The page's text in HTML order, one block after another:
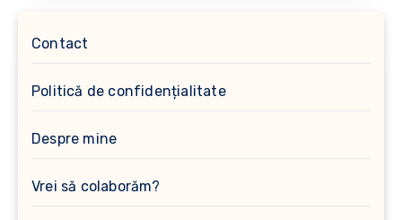
Contact
Politică de confidențialitate
Despre mine
Vrei să colaborăm?